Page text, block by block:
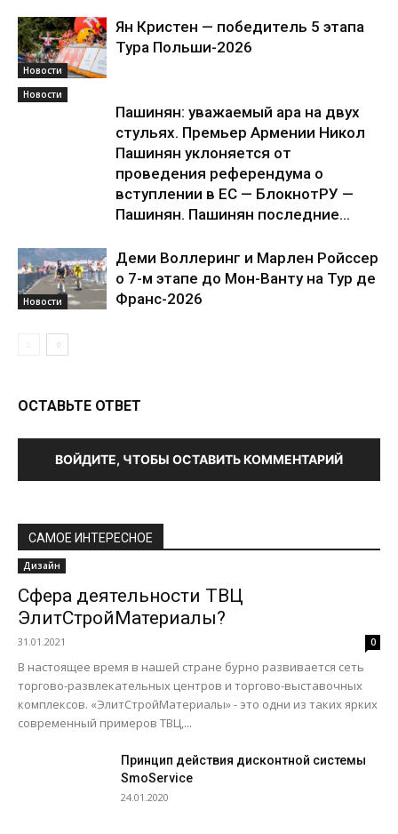
Новости
Ян Кристен — победитель 5 этапа
Тура Польши-2026
Новости
Пашинян: уважаемый ара на двух
стульях. Премьер Армении Никол
Пашинян уклоняется от
проведения референдума о
вступлении в ЕС — БлокнотРУ —
Пашинян. Пашинян последние...
Новости
Деми Воллеринг и Марлен Ройссер
о 7-м этапе до Мон-Ванту на Тур де
Франс-2026
ОСТАВЬТЕ ОТВЕТ
ВОЙДИТЕ, ЧТОБЫ ОСТАВИТЬ КОММЕНТАРИЙ
САМОЕ ИНТЕРЕСНОЕ
Дизайн
Сфера деятельности ТВЦ
ЭлитСтройМатериалы?
31.01.2021 0
В настоящее время в нашей стране бурно развивается сеть
торгово-развлекательных центров и торгово-выставочных
комплексов. «ЭлитСтройМатериалы» - это одни из таких ярких
современный примеров ТВЦ,...
Принцип действия дисконтной системы
SmoService
24.01.2020